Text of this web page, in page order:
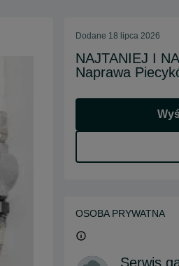
Dodane 18 lipca 2026
NAJTANIEJ I
Naprawa
OSOBA PRYWATNA
Serwis